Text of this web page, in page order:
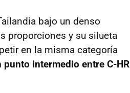
bajo un denso
proporciones y su silueta
en la misma categoría
punto intermedio entre C-HR